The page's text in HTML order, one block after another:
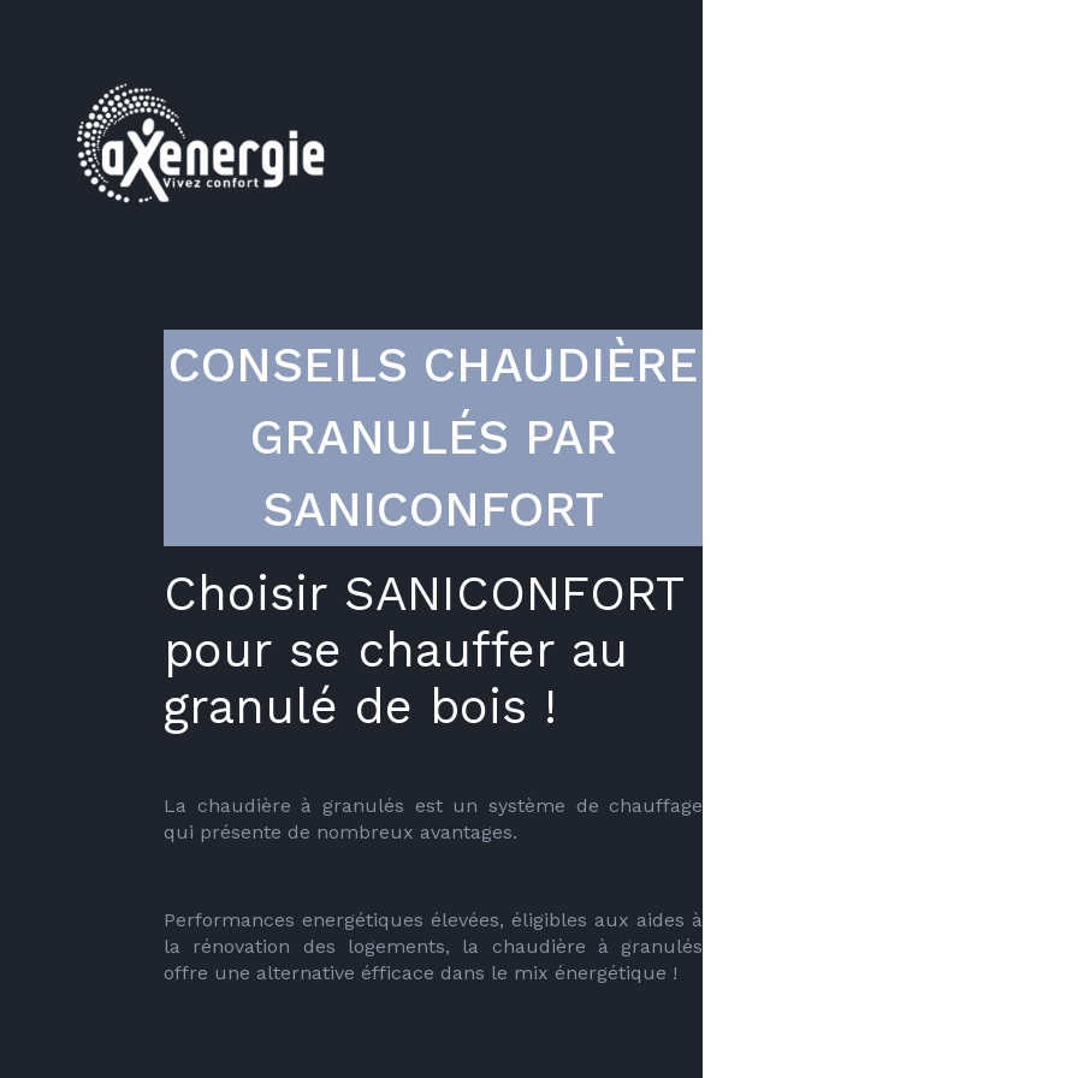
CONSEILS CHAUDIÈRE
GRANULÉS PAR
SANICONFORT
Choisir SANICONFORT
pour se chauffer au
granulé de bois !
La chaudière à granulés est un système de chauffage
qui présente de nombreux avantages.
Performances energétiques élevées, éligibles aux aides à
la rénovation des logements, la chaudière à granulés
offre une alternative éfficace dans le mix énergétique !